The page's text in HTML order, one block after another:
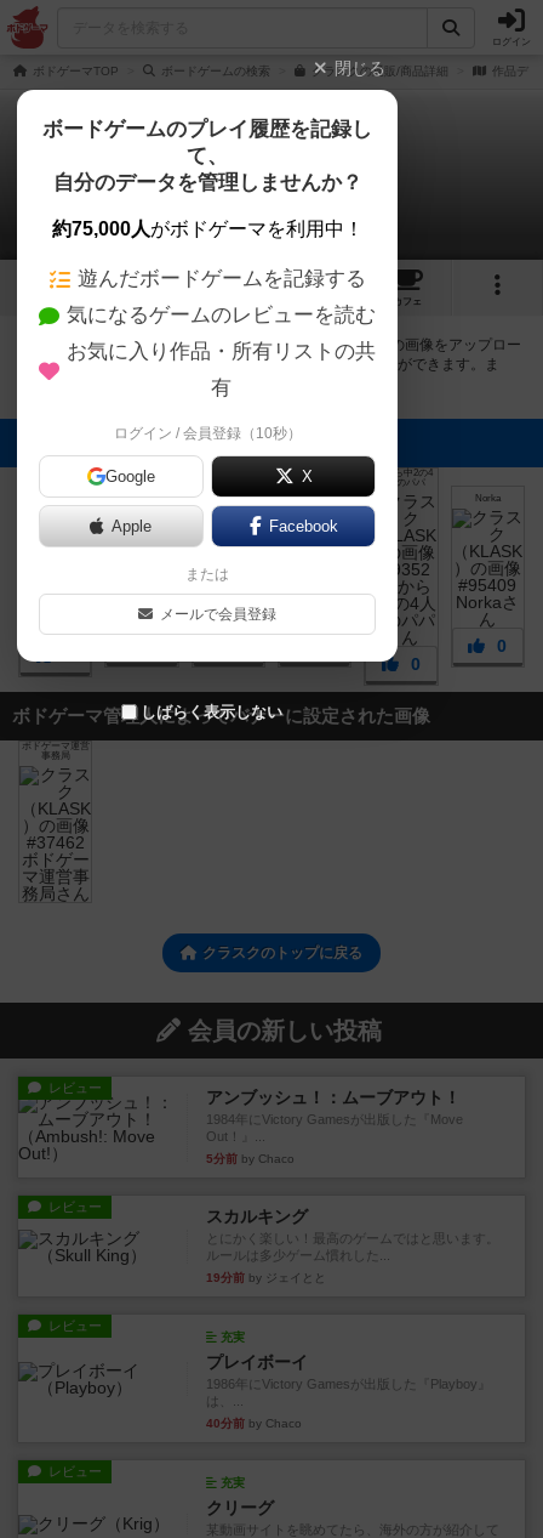
ログイン
ボドゲーマTOP ボードゲームの検索 クラスクの通販/商品詳細 作品デー
クラスク
6件の画像
6 14 36
カフェ
ボドゲーマにログインすると、 「クラスク（KLASK）」
の画像をアップロー
ド出来たり、他のユーザーの投稿画像に評価を付けることができます。ま
た、トップ6の画像は様々なページで表示されます。
トップに表示される画像
ボドゲーマ運営
事務局
異人館 まつなが まつなが
4才から中2の4
人娘のパパ
0
Norka
0
ボドゲーマ管理人によってバナーに設定された画像
ボドゲーマ運営
事務局
クラスクのトップに戻る
会員の新しい投稿
レビュー アンブッシュ！：ムーブアウト！
1984年にVictory Gamesが出版した『Move
Out！』...
5分前 by Chaco
レビュー スカルキング
とにかく楽しい！最高のゲームではと思います。
ルールは多少ゲーム慣れした...
19分前 by ジェイとと
レビュー
充実
プレイボーイ
1986年にVictory Gamesが出版した『Playboy』
は、...
40分前 by Chaco
レビュー
充実
クリーグ
某動画サイトを眺めてたら、海外の方が紹介して
閉じる
ボードゲームのプレイ履歴を記録し
て、
自分のデータを管理しませんか？
約75,000人がボドゲーマを利用中！
遊んだボードゲームを記録する
気になるゲームのレビューを読む
お気に入り作品・所有リストの共
有
ログイン / 会員登録（10秒）
Google X
Apple Facebook
または
メールで会員登録
しばらく表示しない